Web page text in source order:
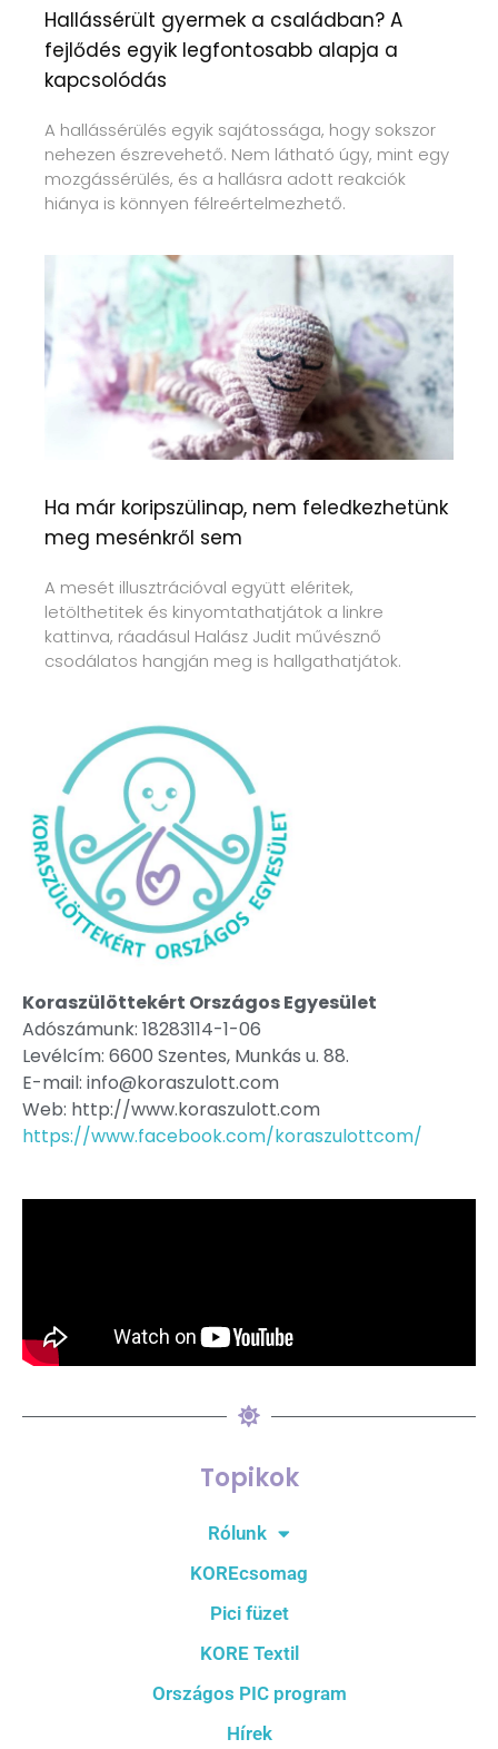
Hallássérült gyermek a családban? A
fejlődés egyik legfontosabb alapja a
kapcsolódás
A hallássérülés egyik sajátossága, hogy sokszor
nehezen észrevehető. Nem látható úgy, mint egy
mozgássérülés, és a hallásra adott reakciók
hiánya is könnyen félreértelmezhető.
Ha már koripszülinap, nem feledkezhetünk
meg mesénkről sem
A mesét illusztrációval együtt eléritek,
letölthetitek és kinyomtathatjátok a linkre
kattinva, ráadásul Halász Judit művésznő
csodálatos hangján meg is hallgathatjátok.
Koraszülöttekért Országos Egyesület
Adószámunk: 18283114-1-06
Levélcím: 6600 Szentes, Munkás u. 88.
E-mail: info@koraszulott.com
Web: http://www.koraszulott.com
https://www.facebook.com/koraszulottcom/
Topikok
Rólunk
KOREcsomag
Pici füzet
KORE Textil
Országos PIC program
Hírek